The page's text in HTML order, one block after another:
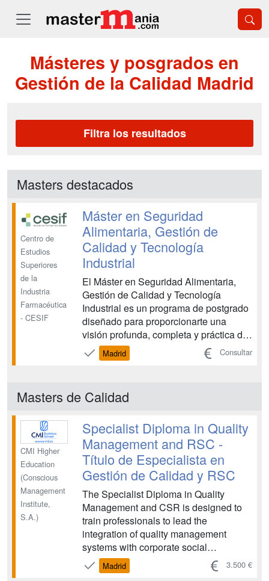
Másteres y posgrados en
Gestión de la Calidad Madrid
Filtra los resultados
Masters destacados
Centro de
Estudios
Superiores
de la
Industria
Farmacéutica
- CESIF
Máster en Seguridad
Alimentaria, Gestión de
Calidad y Tecnología
Industrial
El Máster en Seguridad Alimentaria,
Gestión de Calidad y Tecnología
Industrial es un programa de postgrado
diseñado para proporcionarte una
visión profunda, completa y práctica de
las distintas áreas de trabajo en la
industria alimentaria para que puedas
formación nec...
Madrid Consultar
Masters de Calidad
CMI Higher
Education
(Conscious
Management
Institute,
S.A.)
Specialist Diploma in Quality
Management and RSC -
Título de Especialista en
Gestión de Calidad y RSC
The Specialist Diploma in Quality
Management and CSR is designed to
train professionals to lead the
integration of quality management
systems with corporate social
responsibility. It prepares students to
implement excellence models that
Madrid 3.500 €